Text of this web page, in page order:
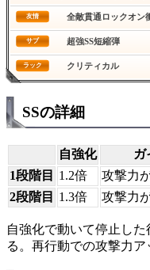
友情 全敵貫通ロックオン
サブ 超強SS短縮弾
ラック クリティカル
SSの詳細
自強化
ガ
1段階目
1.2倍
攻撃力
2段階目
1.3倍 攻撃力
自強化で動いて停止し
る。再行動での攻撃力ア